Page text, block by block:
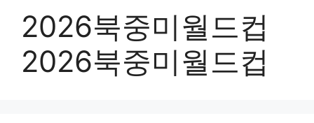
2026북중미월드컵
2026북중미월드컵